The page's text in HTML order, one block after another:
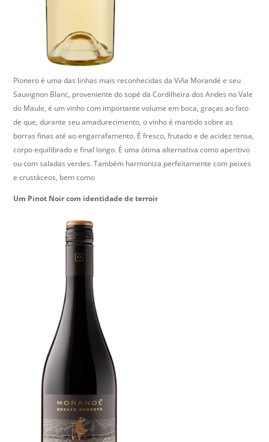
Pionero é uma das linhas mais reconhecidas da Viña Morandé e seu
Sauvignon Blanc, proveniente do sopé da Cordilheira dos Andes no Vale
do Maule, é um vinho com importante volume em boca, graças ao fato
de que, durante seu amadurecimento, o vinho é mantido sobre as
borras finas até ao engarrafamento. É fresco, frutado e de acidez tensa,
corpo equilibrado e final longo. É uma ótima alternativa como aperitivo
ou com saladas verdes. Também harmoniza perfeitamente com peixes
e crustáceos, bem como
Um Pinot Noir com identidade de terroir